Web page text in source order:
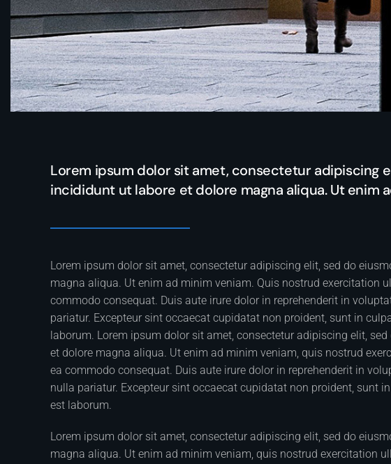
Lorem ipsum dolor sit amet, consectetur adipiscing
incididunt ut labore et dolore magna aliqua. Ut enim
Lorem ipsum dolor sit amet, consectetur adipiscing elit, sed do
magna aliqua. Ut enim ad minim veniam. Quis nostrud exercitation
commodo consequat. Duis aute irure dolor in reprehenderit in
pariatur. Excepteur sint occaecat cupidatat non proident, sunt in
laborum. Lorem ipsum dolor sit amet, consectetur adipiscing elit,
et dolore magna aliqua. Ut enim ad minim veniam, quis nostrud
ea commodo consequat. Duis aute irure dolor in reprehenderit in
nulla pariatur. Excepteur sint occaecat cupidatat non proident, sunt
est laborum.
Lorem ipsum dolor sit amet, consectetur adipiscing elit, sed do
magna aliqua. Ut enim ad minim veniam, quis nostrud exercitation